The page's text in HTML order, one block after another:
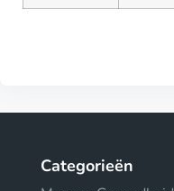
Categorieën